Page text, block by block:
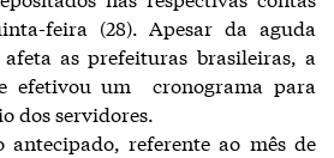
feira (28). Apesar da aguda
as prefeituras brasileiras, a
efetivou um cronograma para
dos servidores.
antecipado, referente ao mês de